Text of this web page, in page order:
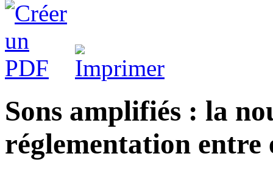
Sons amplifiés : la
réglementation entre